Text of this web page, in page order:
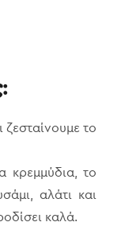
ζεσταίνουμε το
κρεμμύδια, το
αλάτι και
καλά.